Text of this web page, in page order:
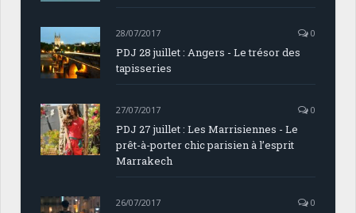
28/07/2017 0
PDJ 28 juillet : Angers - Le trésor des
tapisseries
27/07/2017 0
PDJ 27 juillet : Les Marrisiennes - Le
prêt-à-porter chic parisien à l’esprit
Marrakech
26/07/2017 0